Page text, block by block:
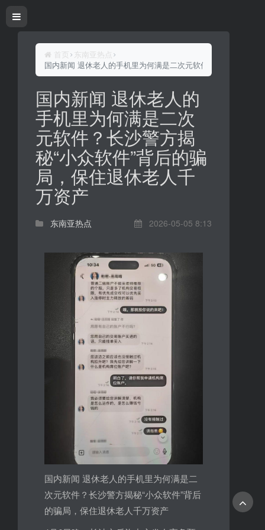
首页
东南亚热点
国内新闻 退休老人的手机里为何满是二次元软件？长沙警方揭
国内新闻 退休老人的
手机里为何满是二次
元软件？长沙警方揭
秘“小众软件”背后的骗
局，保住退休老人千
万资产
东南亚热点 2026-05-05 8:13
国内新闻 退休老人的手机里为何满是二
次元软件？长沙警方揭秘“小众软件”背后
的骗局，保住退休老人千万资产